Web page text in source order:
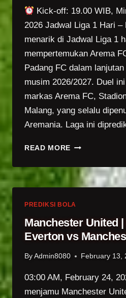
Kick-off: 19.00 WIB,
2026 Jadwal Liga 1 Hari –
menarik di Jadwal Liga 1
mempertemukan Arema
Padang FC dalam
musim 2026/2027. Duel
markas Arema FC,
Malang, yang selalu
Aremania. Laga ini
READ MORE JADWAL
1
HARI
PREDIKSI
AREMA
FC
PADANG
PREDIKSI BOLA
Manchester United
Everton vs
ByAdmin8080 February 13,
03:00 AM, February 24,
menjamu Manchester